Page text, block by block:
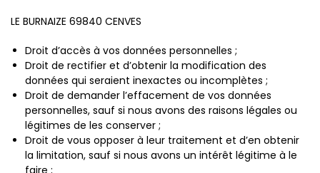
LE BURNAIZE 69840 CENVES
Droit d’accès à vos données personnelles ;
Droit de rectifier et d’obtenir la modification des
données qui seraient inexactes ou incomplètes ;
Droit de demander l’effacement de vos données
personnelles, sauf si nous avons des raisons légales ou
légitimes de les conserver ;
Droit de vous opposer à leur traitement et d’en obtenir
la limitation, sauf si nous avons un intérêt légitime à le
faire ;